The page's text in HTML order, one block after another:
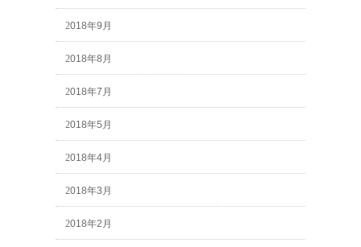
2018年9月
2018年8月
2018年7月
2018年5月
2018年4月
2018年3月
2018年2月